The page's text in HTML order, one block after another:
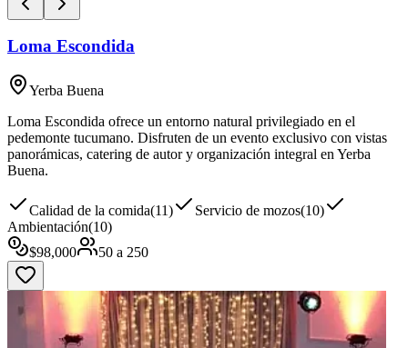
Loma Escondida
Yerba Buena
Loma Escondida ofrece un entorno natural privilegiado en el
pedemonte tucumano. Disfruten de un evento exclusivo con vistas
panorámicas, catering de autor y organización integral en Yerba
Buena.
Calidad de la comida(11) Servicio de mozos(10)
Ambientación(10)
$98,000 50 a 250